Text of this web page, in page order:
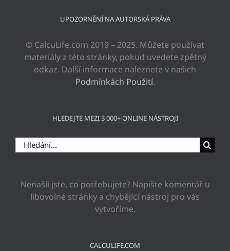
UPOZORNĚNÍ NA AUTORSKÁ PRÁVA
© CalcuLife.com 2019 – 2025. Můžete používat
materiály z této stránky, pokud uvedete zpětný
odkaz. Další informace naleznete v našich
Podmínkách Použití.
HLEDEJTE MEZI 3 000+ ONLINE NÁSTROJI
Hledat:
Nenašli jste, co potřebujete? Napište komentář u
libovolné stránky a chybějící nástroj pro vás
vytvoříme.
CALCULIFE.COM